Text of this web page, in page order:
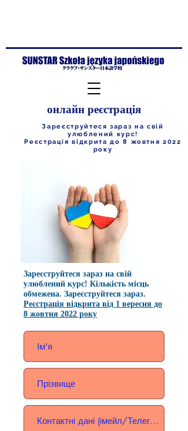
онлайн реєстрація
Зареєструйтеся зараз на свій
улюблений курс!
Реєстрація відкрита до 8 жовтня 2022
року
Зареєструйтеся зараз на свій
улюблений курс! Кількість місць
обмежена. Зареєструйтеся зараз.
Реєстрація відкрита від 1 вересня до
8 жовтня 2022 року